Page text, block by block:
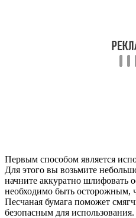
Первым способом является
Для этого вы возьмите
начните аккуратно шлифовать
необходимо быть осторожным,
Песчаная бумага поможет
безопасным для использования.